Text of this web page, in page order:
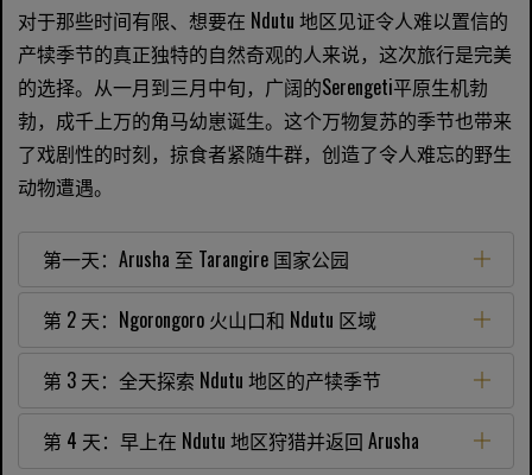
对于那些时间有限、想要在 Ndutu 地区见证令人难以置信的
产犊季节的真正独特的自然奇观的人来说，这次旅行是完美
的选择。从一月到三月中旬，广阔的Serengeti平原生机勃
勃，成千上万的角马幼崽诞生。这个万物复苏的季节也带来
了戏剧性的时刻，掠食者紧随牛群，创造了令人难忘的野生
动物遭遇。
第一天：Arusha 至 Tarangire 国家公园
第 2 天：Ngorongoro 火山口和 Ndutu 区域
第 3 天：全天探索 Ndutu 地区的产犊季节
第 4 天：早上在 Ndutu 地区狩猎并返回 Arusha